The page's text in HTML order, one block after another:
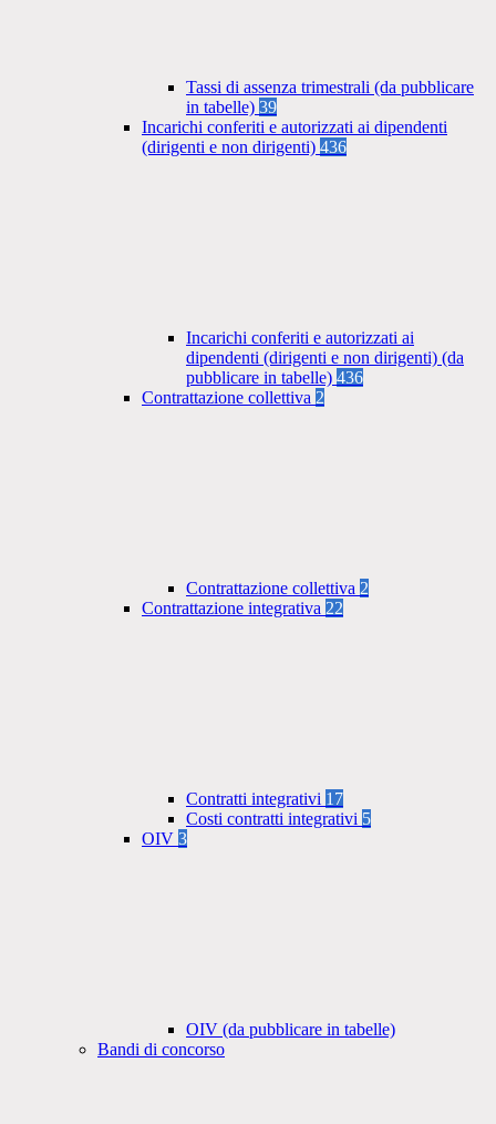
Tassi di assenza trimestrali (da pubblicare
in tabelle) 39
Incarichi conferiti e autorizzati ai dipendenti
(dirigenti e non dirigenti) 436
Incarichi conferiti e autorizzati ai
dipendenti (dirigenti e non dirigenti) (da
pubblicare in tabelle) 436
Contrattazione collettiva 2
Contrattazione collettiva 2
Contrattazione integrativa 22
Contratti integrativi 17
Costi contratti integrativi 5
OIV 3
OIV (da pubblicare in tabelle)
Bandi di concorso